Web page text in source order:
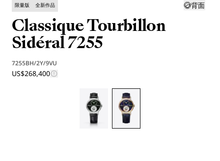
背面
限量版 全新作品
Classique Tourbillon
Sidéral 7255
7255BH/2Y/9VU
US$268,400